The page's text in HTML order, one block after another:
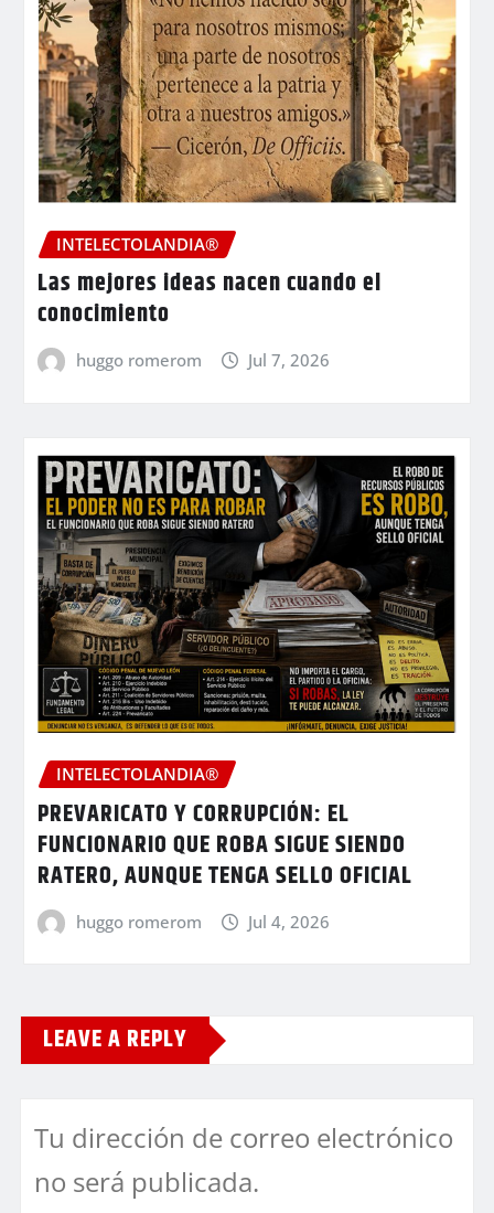
INTELECTOLANDIA®
Las mejores ideas nacen cuando el
conocimiento
huggo romerom Jul 7, 2026
INTELECTOLANDIA®
PREVARICATO Y CORRUPCIÓN: EL
FUNCIONARIO QUE ROBA SIGUE SIENDO
RATERO, AUNQUE TENGA SELLO OFICIAL
huggo romerom Jul 4, 2026
LEAVE A REPLY
Tu dirección de correo electrónico
no será publicada.